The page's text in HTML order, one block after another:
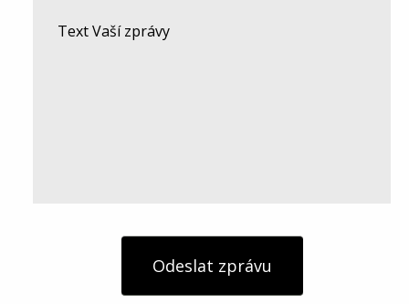
Odeslat zprávu